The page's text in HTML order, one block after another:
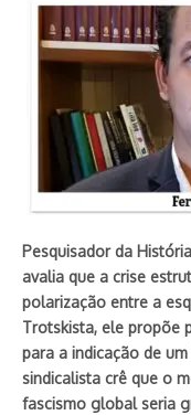
Pesquisador da
avalia que a crise
polarização entre a
Trotskista, ele propõe
para a indicação de
sindicalista crê que o
fascismo global seria